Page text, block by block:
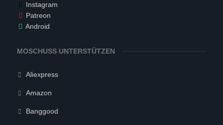
Instagram
Patreon
Android
MOSCHUSS UNTERSTÜTZEN
Aliexpress
Amazon
Banggood